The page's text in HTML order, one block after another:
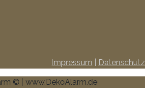
Impressum Datenschutz
© | www.DekoAlarm.de